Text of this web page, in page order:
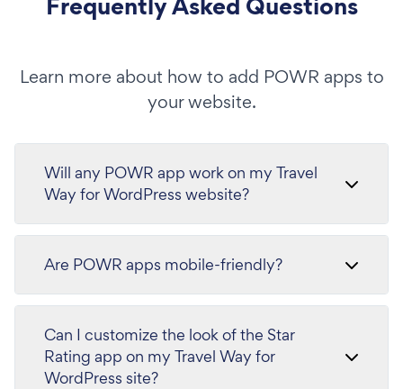
Learn more about how to add POWR apps to
your website.
Will any POWR app work on my Travel
Way for WordPress website?
Are POWR apps mobile-friendly?
Can I customize the look of the Star
Rating app on my Travel Way for
WordPress site?